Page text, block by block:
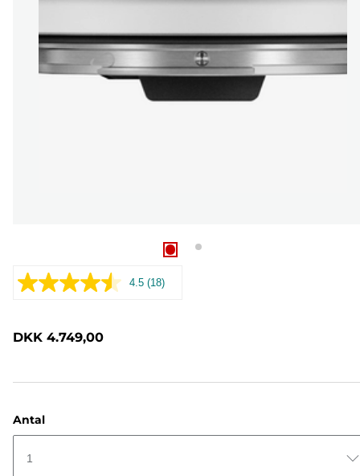
4.5 Læs
(18)
DKK 4.749,00
Antal
1